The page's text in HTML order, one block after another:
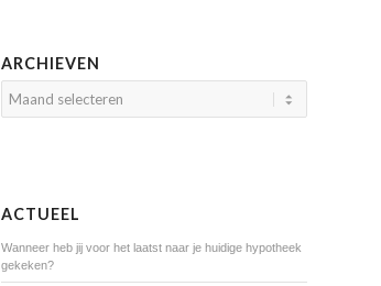
ARCHIEVEN
ACTUEEL
Wanneer heb jij voor het laatst naar je huidige hypotheek
gekeken?